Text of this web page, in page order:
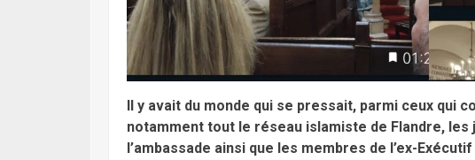
Il y avait du monde qui se pressait, parmi ceux qui
notamment tout le réseau islamiste de Flandre,
l’ambassade ainsi que les membres de l’ex-